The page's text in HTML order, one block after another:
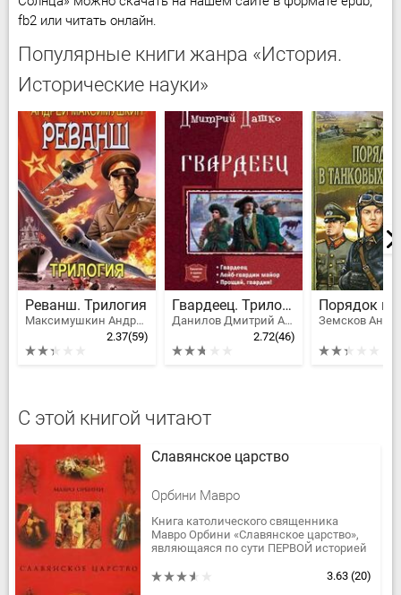
fb2 или читать онлайн.
Популярные книги жанра «История.
Исторические науки»
Реванш. Трилогия
Максимушкин Андрей Владимирович
2.37(59)
Гвардеец. Трилогия
Данилов Дмитрий Алексеевич
2.72(46)
Земсков
С этой книгой читают
Славянское царство
Орбини Мавро
Книга католического священника
Мавро Орбини «Славянское царство»,
являющаяся по сути ПЕРВОЙ историей
вполне претендовать на звание3.63 (20)